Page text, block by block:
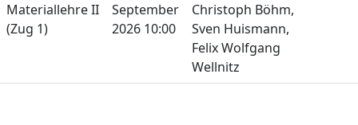
Materiallehre II
(Zug 1)
September
2026 10:00
Christoph Böhm,
Sven Huismann,
Felix Wolfgang
Wellnitz